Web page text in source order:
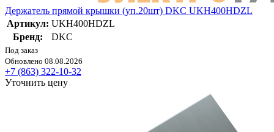
Держатель прямой крышки (уп.20шт) DKC UKH400HDZL
Артикул: UKH400HDZL
Бренд:
DKC
Под заказ
Обновлено 08.08.2026
+7 (863) 322-10-32
Уточнить цену